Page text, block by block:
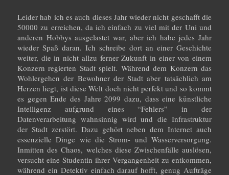
Leider hab ich es auch dieses Jahr wieder nicht geschafft die
50000 zu erreichen, da ich einfach zu viel mit der Uni und
anderen Hobbys ausgelastet war, aber ich habe jedes Jahr
wieder Spaß daran. Ich schreibe dort an einer Geschichte
weiter, die in nicht allzu ferner Zukunft in einer von einem
Konzern regierten Stadt spielt. Während dem Konzern das
Wohlergehen der Bewohner der Stadt aber tatsächlich am
Herzen liegt, ist diese Welt doch nicht perfekt und so kommt
es gegen Ende des Jahre 2099 dazu, dass eine künstliche
Intelligenz aufgrund eines “Fehlers” in der
Datenverarbeitung wahnsinnig wird und die Infrastruktur
der Stadt zerstört. Dazu gehört neben dem Internet auch
essenzielle Dinge wie die Strom- und Wasserversorgung.
Inmitten des Chaos, welches diese Zwischenfälle auslösen,
versucht eine Studentin ihrer Vergangenheit zu entkommen,
während ein Detektiv einfach darauf hofft, genug Aufträge